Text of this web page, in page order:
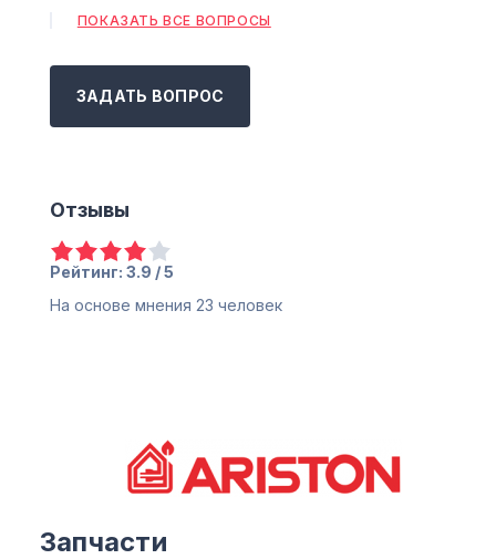
ПОКАЗАТЬ ВСЕ ВОПРОСЫ
ЗАДАТЬ ВОПРОС
Отзывы
Рейтинг: 3.9 / 5
На основе мнения 23 человек
Запчасти